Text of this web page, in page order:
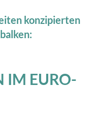
konzipierten
IM EURO-